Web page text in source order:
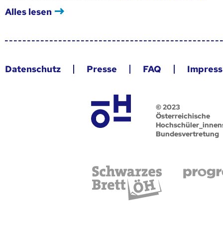
Alles lesen
Datenschutz Presse FAQ
© 2023
Österreichische
Bundesvertretung